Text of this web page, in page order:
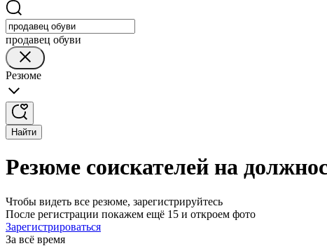
продавец обуви
Резюме
Найти
Резюме соискателей на
Чтобы видеть все резюме, зарегистрируйтесь
После регистрации покажем ещё 15 и откроем фото
Зарегистрироваться
За всё время